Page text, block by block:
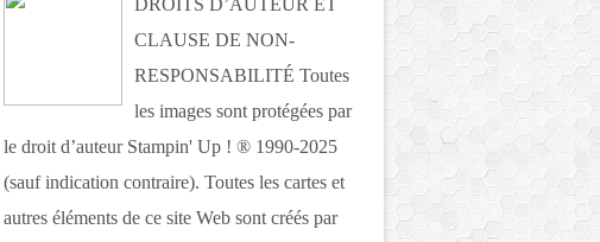
DROITS D’AUTEUR ET
CLAUSE DE NON-
RESPONSABILITÉ Toutes
les images sont protégées par
le droit d’auteur Stampin' Up ! ® 1990-2025
(sauf indication contraire). Toutes les cartes et
autres éléments de ce site Web sont créés par